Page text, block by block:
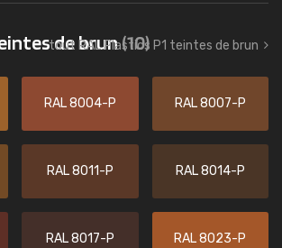
de brun(10)
tout RAL Plastics P1 teintes de brun
RAL 8004-P RAL 8007-P
RAL 8011-P RAL 8014-P
RAL 8017-P RAL 8023-P